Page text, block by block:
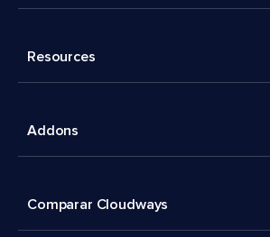
Resources
Addons
Comparar Cloudways